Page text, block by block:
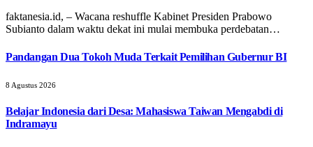
faktanesia.id, – Wacana reshuffle Kabinet Presiden Prabowo
Subianto dalam waktu dekat ini mulai membuka perdebatan…
Pandangan Dua Tokoh Muda Terkait Pemilihan Gubernur BI
8 Agustus 2026
Belajar Indonesia dari Desa: Mahasiswa Taiwan Mengabdi di
Indramayu